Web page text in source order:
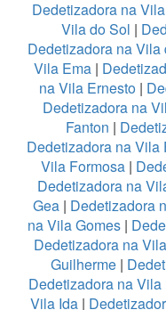
Dedetizadora na
Vila do Sol |
Dedetizadora na Vila
Vila Ema |
na Vila Ernesto |
Dedetizadora na
Fanton |
Dedetizadora na Vila
Vila Formosa |
Dedetizadora na
Gea | Dedetizadora
na Vila Gomes |
Dedetizadora na
Guilherme|
Dedetizadora na
Vila Ida|